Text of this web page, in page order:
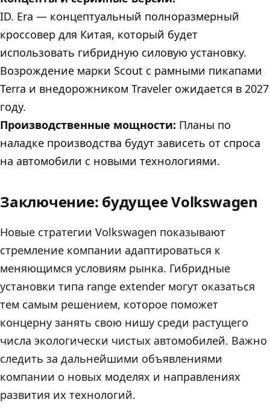
ID. Era — концептуальный полноразмерный
кроссовер для Китая, который будет
использовать гибридную силовую установку.
Возрождение марки Scout с рамными пикапами
Terra и внедорожником Traveler ожидается в 2027
году.
Производственные мощности: Планы по
наладке производства будут зависеть от спроса
на автомобили с новыми технологиями.
Заключение: будущее Volkswagen
Новые стратегии Volkswagen показывают
стремление компании адаптироваться к
меняющимся условиям рынка. Гибридные
установки типа range extender могут оказаться
тем самым решением, которое поможет
концерну занять свою нишу среди растущего
числа экологически чистых автомобилей. Важно
следить за дальнейшими объявлениями
компании о новых моделях и направлениях
развития их технологий.